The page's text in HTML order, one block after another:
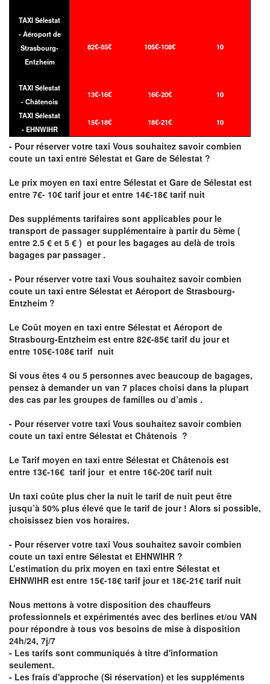
TAXI Sélestat
- Aéroport de
Strasbourg-
Entzheim
82€-85€ 105€-108€ 10
TAXI Sélestat
- Châtenois
13€-16€ 16€-20€ 10
TAXI Sélestat
- EHNWIHR
15€-18€ 18€-21€ 10
- Pour réserver votre taxi Vous souhaitez savoircombien
coute un taxi entre Sélestat et Gare de Sélestat ?
Le prix moyen en taxi entre Sélestat et Gare de Sélestat est
entre 7€- 10€ tarif jour et entre 14€-18€ tarif nuit
Des suppléments tarifaires sont applicables pour le
transport de passager supplémentaire à partir du 5ème (
entre 2.5 € et 5 € ) et pour les bagages au delà de trois
bagages par passager .
- Pour réserver votre taxi Vous souhaitez savoircombien
coute un taxi entre Sélestat et Aéroport de Strasbourg-
Entzheim ?
Le Coût moyen en taxi entre Sélestat et Aéroport de
Strasbourg-Entzheim est entre 82€-85€ tarif du jour et
entre 105€-108€ tarif nuit
Si vous êtes 4 ou 5 personnes avec beaucoup de bagages,
pensez à demander un van 7 places choisi dans la plupart
des cas par les groupes de familles ou d’amis .
- Pour réserver votre taxi Vous souhaitez savoircombien
coute un taxi entre Sélestat et Châtenois ?
Le Tarif moyen en taxi entre Sélestat et Châtenois est
entre 13€-16€ tarif jour et entre 16€-20€ tarif nuit
Un taxi coûte plus cher la nuit le tarif de nuit peut être
jusqu’à 50% plus élevé que le tarif de jour ! Alors si possible,
choisissez bien vos horaires.
- Pour réserver votre taxi Vous souhaitez savoircombien
coute un taxi entre Sélestat et EHNWIHR ?
L’estimation du prix moyen en taxi entre Sélestat et
EHNWIHR est entre 15€-18€ tarif jour et 18€-21€ tarif nuit
Nous mettons à votre disposition des chauffeurs
professionnels et expérimentés avec des berlines et/ou VAN
pour répondre à tous vos besoins de mise à disposition
24h/24, 7j/7
- Les tarifs sont communiqués à titre d'information
seulement.
- Les frais d'approche (Si réservation) et les suppléments